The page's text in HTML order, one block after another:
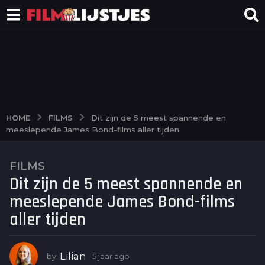
HOME FILMS
Dit zijn de 5 meest spannende en
meeslepende James Bond-films aller tijden
5
j
a
r
g
FILMS
Dit zijn de 5 meest spannende en
meeslepende James Bond-films
aller tijden
by Lilian 5 jaar ago